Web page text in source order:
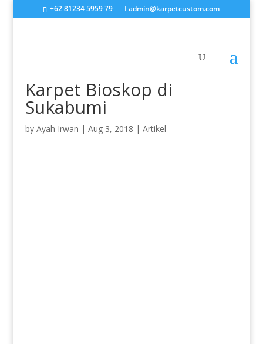
+62 81234 5959 79 admin@karpetcustom.com
Karpet Bioskop di
Sukabumi
by Ayah Irwan | Aug 3, 2018 | Artikel